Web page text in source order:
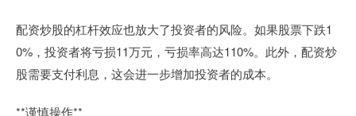
配资炒股的杠杆效应也放大了投资者的风险。如果股票下跌1
0%，投资者将亏损11万元，亏损率高达110%。此外，配资炒
股需要支付利息，这会进一步增加投资者的成本。
**谨慎操作**